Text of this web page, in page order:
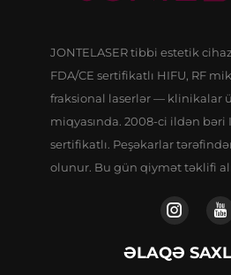
JONTELASER tibbi estetik
FDA/CE sertifikatlı HIFU, RF
fraksional laserlər — klinikalar
miqyasında. 2008-ci ildən bəri
sertifikatlı. Peşəkarlar
olunur. Bu gün qiymət təklifi
ƏLAQƏ